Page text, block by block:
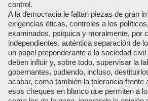
control.
A la democracia le faltan piezas de gran
exigencias éticas, controles a los
examinados, psiquica y moralmente, por
independientes, auténtica separación de
un papel preponderante a la sociedad
deben influir y, sobre todo, supervisar la
gobernantes, pudiendo, incluso,
acabar, como también la tolerancia frente
esos cheques en blanco que permiten a